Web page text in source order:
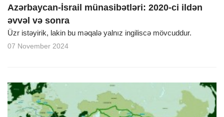
Azərbaycan-İsrail münasibətləri: 2020-ci ildən
əvvəl və sonra
Üzr istəyirik, lakin bu məqalə yalnız ingiliscə mövcuddur.
07 November 2024